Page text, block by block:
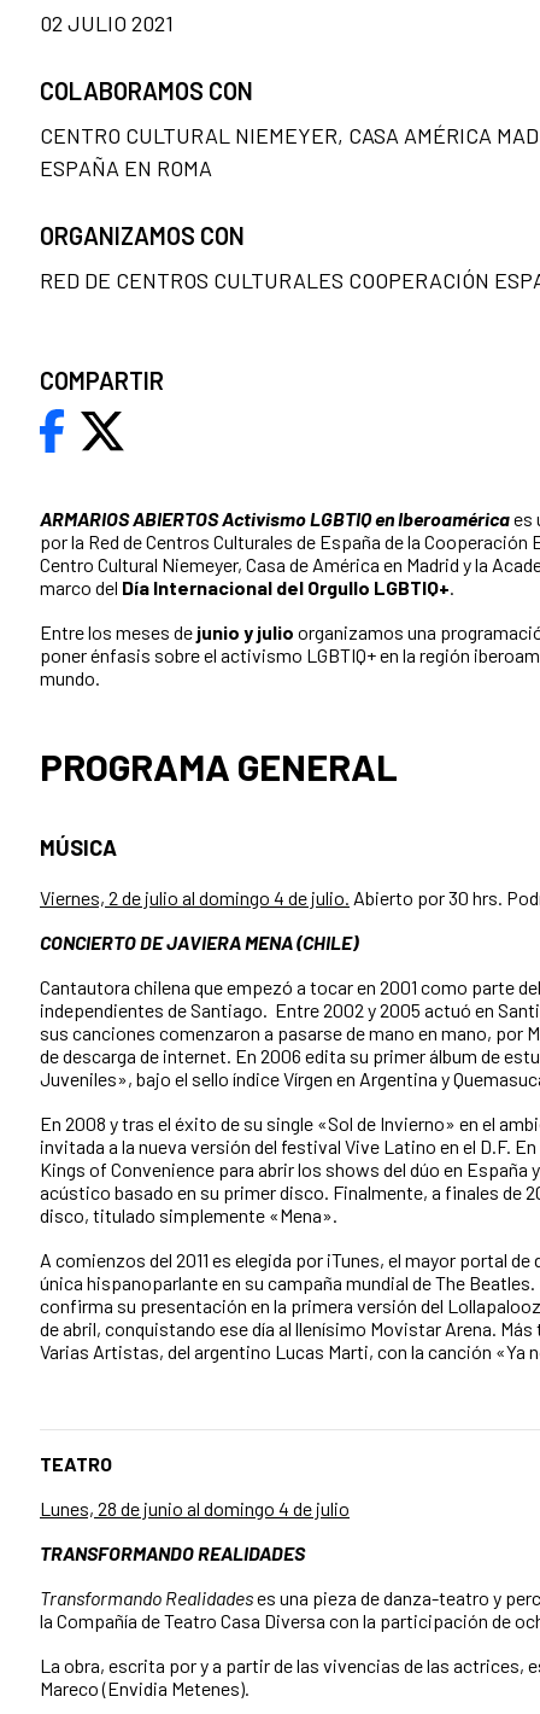
ARMARIOS ABIERTOS Activismo LGBTIQ en Iberoaméricaes
por la Red de Centros Culturales de España de la
Centro Cultural Niemeyer, Casa de América en Madrid y la
marco del Día Internacional del Orgullo LGBTIQ+.
Entre los meses de junio y julio organizamos una
poner énfasis sobre el activismo LGBTIQ+ en la región
mundo.
PROGRAMA GENERAL
MÚSICA
Viernes, 2 de julio al domingo 4 de julio. Abierto por 30 hrs.
CONCIERTO DE JAVIERA MENA (CHILE)
Cantautora chilena que empezó a tocar en 2001 como parte
independientes de Santiago. Entre 2002 y 2005 actuó en
sus canciones comenzaron a pasarse de mano en mano, por
de descarga de internet. En 2006 edita su primer álbum de
Juveniles», bajo el sello índice Vírgen en Argentina y
En 2008 y tras el éxito de su single «Sol de Invierno» en el
invitada a la nueva versión del festival Vive Latino en el D.F.
Kings of Convenience para abrir los shows del dúo en
acústico basado en su primer disco. Finalmente, a finales de
disco, titulado simplemente «Mena».
A comienzos del 2011 es elegida por iTunes, el mayor portal
única hispanoparlante en su campaña mundial de The
confirma su presentación en la primera versión del
de abril, conquistando ese día al llenísimo Movistar Arena.
Varias Artistas, del argentino Lucas Marti, con la canción «Ya
TEATRO
Lunes, 28 de junio al domingo 4 de julio
TRANSFORMANDO REALIDADES
Transformando Realidadeses una pieza de danza-teatro y
la Compañía de Teatro Casa Diversa con la participación de
La obra, escrita por y a partir de las vivencias de las actrices,
Mareco (Envidia Metenes).
02 JULIO 2021
COLABORAMOS CON
CENTRO CULTURAL NIEMEYER, CASA AMÉRICA
ESPAÑA EN ROMA
ORGANIZAMOS CON
RED DE CENTROS CULTURALES COOPERACIÓN
COMPARTIR